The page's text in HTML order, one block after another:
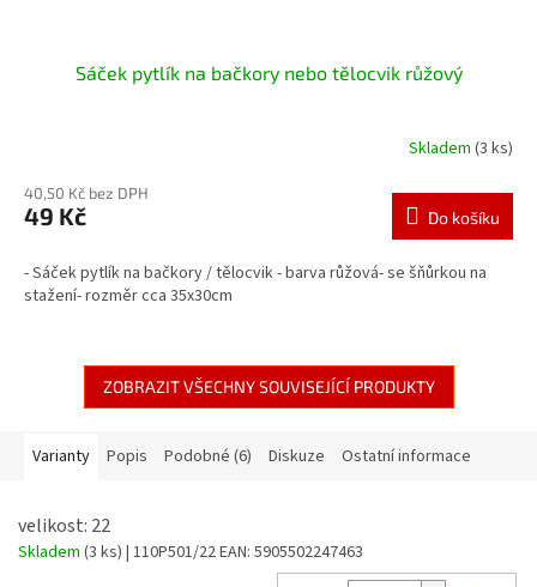
Sáček pytlík na bačkory nebo tělocvik růžový
Skladem (3 ks)
40,50 Kč bez DPH
49 Kč Do košíku
- Sáček pytlík na bačkory / tělocvik - barva růžová- se šňůrkou na
stažení- rozměr cca 35x30cm
ZOBRAZIT VŠECHNY SOUVISEJÍCÍ PRODUKTY
Varianty Popis Podobné (6) Diskuze Ostatní informace
velikost: 22
Skladem (3 ks) | 110P501/22EAN: 5905502247463